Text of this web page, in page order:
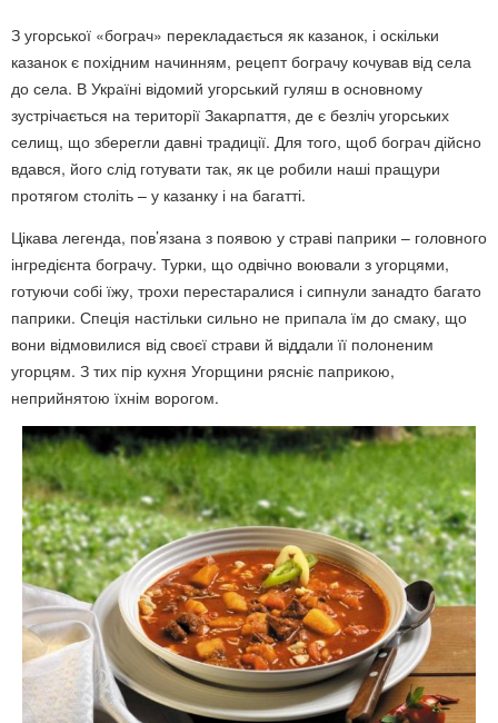
З угорської «бограч» перекладається як казанок, і оскільки
казанок є похідним начинням, рецепт бограчу кочував від села
до села. В Україні відомий угорський гуляш в основному
зустрічається на території Закарпаття, де є безліч угорських
селищ, що зберегли давні традиції. Для того, щоб бограч дійсно
вдався, його слід готувати так, як це робили наші пращури
протягом століть – у казанку і на багатті.
Цікава легенда, пов’язана з появою у страві паприки – головного
інгредієнта бограчу. Турки, що одвічно воювали з угорцями,
готуючи собі їжу, трохи перестаралися і сипнули занадто багато
паприки. Спеція настільки сильно не припала їм до смаку, що
вони відмовилися від своєї страви й віддали її полоненим
угорцям. З тих пір кухня Угорщини рясніє паприкою,
неприйнятою їхнім ворогом.